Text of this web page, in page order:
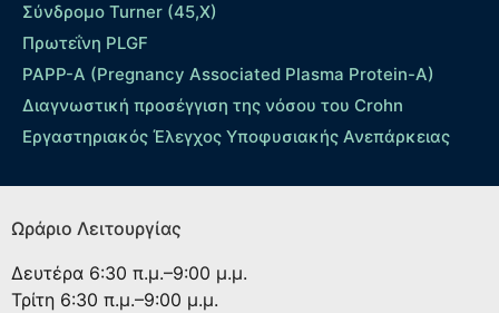
Σύνδρομο Turner (45,X)
Πρωτεΐνη PLGF
PAPP-A (Pregnancy Associated Plasma Protein-A)
Διαγνωστική προσέγγιση της νόσου του Crohn
Εργαστηριακός Έλεγχος Υποφυσιακής Ανεπάρκειας
Ωράριο Λειτουργίας
Δευτέρα 6:30 π.μ.–9:00 μ.μ.
Τρίτη 6:30 π.μ.–9:00 μ.μ.